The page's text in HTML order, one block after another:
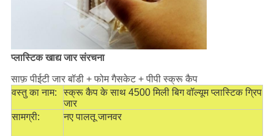
प्लास्टिक खाद्य जार संरचना
साफ़ पीईटी जार बॉडी + फोम गैसकेट + पीपी स्क्रू कैप
वस्तु का नाम:
स्क्रू कैप के साथ 4500 मिली बिग वॉल्यूम प्लास्टिक ग्रिप
जार
सामग्री:
नए पालतू जानवर